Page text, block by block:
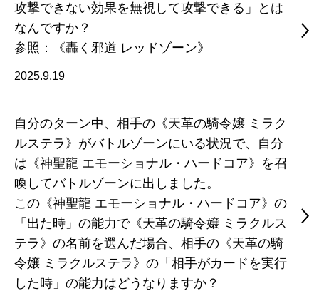
攻撃できない効果を無視して攻撃できる」とは
なんですか？
参照：《轟く邪道 レッドゾーン》
2025.9.19
自分のターン中、相手の《天革の騎令嬢 ミラク
ルステラ》がバトルゾーンにいる状況で、自分
は《神聖龍 エモーショナル・ハードコア》を召
喚してバトルゾーンに出しました。
この《神聖龍 エモーショナル・ハードコア》の
「出た時」の能力で《天革の騎令嬢 ミラクルス
テラ》の名前を選んだ場合、相手の《天革の騎
令嬢 ミラクルステラ》の「相手がカードを実行
した時」の能力はどうなりますか？